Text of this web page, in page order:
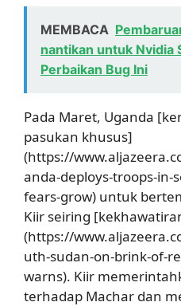
MEMBACA
nantikan untuk Nvidia
Perbaikan Bug Ini
Pada Maret, Uganda
pasukan khusus]
(https://
anda-deploys-troops-in-
fears-grow) untuk
Kiir seiring
(https://
uth-sudan-on-brink-of-
warns). Kiir
terhadap Machar dan